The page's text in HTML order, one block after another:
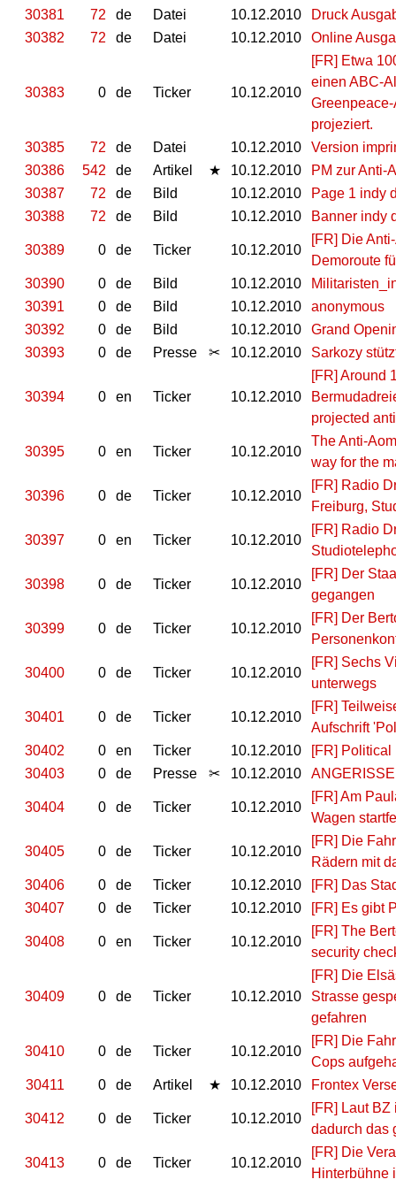
30381 72 de Datei 10.12.2010
Druck
30382
72 de Datei 10.12.2010 Online
30383 0 de Ticker 10.12.2010
[FR] Etwa
einen ABC-
projeziert.
30385
72 de Datei 10.12.2010
Version
30386
542 de Artikel ★ 10.12.2010
PM zur Anti-
30387
72 de Bild 10.12.2010
Page 1 indy
30388
72 de Bild 10.12.2010 Banner indy
30389 0 de Ticker 10.12.2010
[FR] Die
Demoroute
30390
0 de Bild 10.12.2010
30391
0 de Bild 10.12.2010
anonymous
30392
0 de Bild 10.12.2010
Grand
30393
0 de Presse ✂ 10.12.2010 Sarkozy
30394 0 en Ticker 10.12.2010
[FR] Around
projected
30395 0 en Ticker 10.12.2010
The Anti-
way for the
30396 0 de Ticker 10.12.2010
[FR] Radio
Freiburg,
30397 0 en Ticker 10.12.2010
[FR] Radio
30398 0 de Ticker 10.12.2010
[FR] Der
gegangen
30399 0 de Ticker 10.12.2010
[FR] Der
30400 0 de Ticker 10.12.2010
[FR] Sechs
unterwegs
30401 0 de Ticker 10.12.2010
[FR]
Aufschrift
30402
0 en Ticker 10.12.2010
[FR]
30403
0 de Presse ✂ 10.12.2010
30404 0 de Ticker 10.12.2010
[FR] Am
Wagen
30405 0 de Ticker 10.12.2010
[FR] Die
Rädern mit
30406
0 de Ticker 10.12.2010
[FR] Das
30407
0 de Ticker 10.12.2010 [FR] Es gibt
30408 0 en Ticker 10.12.2010
[FR] The
security
30409 0 de Ticker 10.12.2010
[FR] Die
Strasse
gefahren
30410 0 de Ticker 10.12.2010
[FR] Die
Cops
30411
0 de Artikel ★ 10.12.2010 Frontex
30412 0 de Ticker 10.12.2010
[FR] Laut
dadurch das
30413 0 de Ticker 10.12.2010
[FR] Die
Hinterbühne